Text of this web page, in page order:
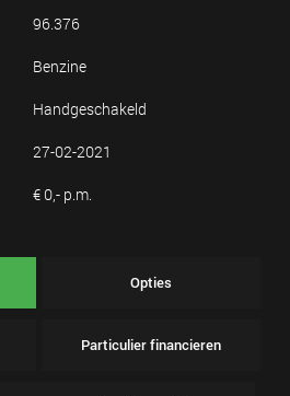
96.376
Benzine
Handgeschakeld
27-02-2021
€ 0,- p.m.
Opties
Particulier financieren